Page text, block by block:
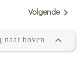
Volgende
naar boven 